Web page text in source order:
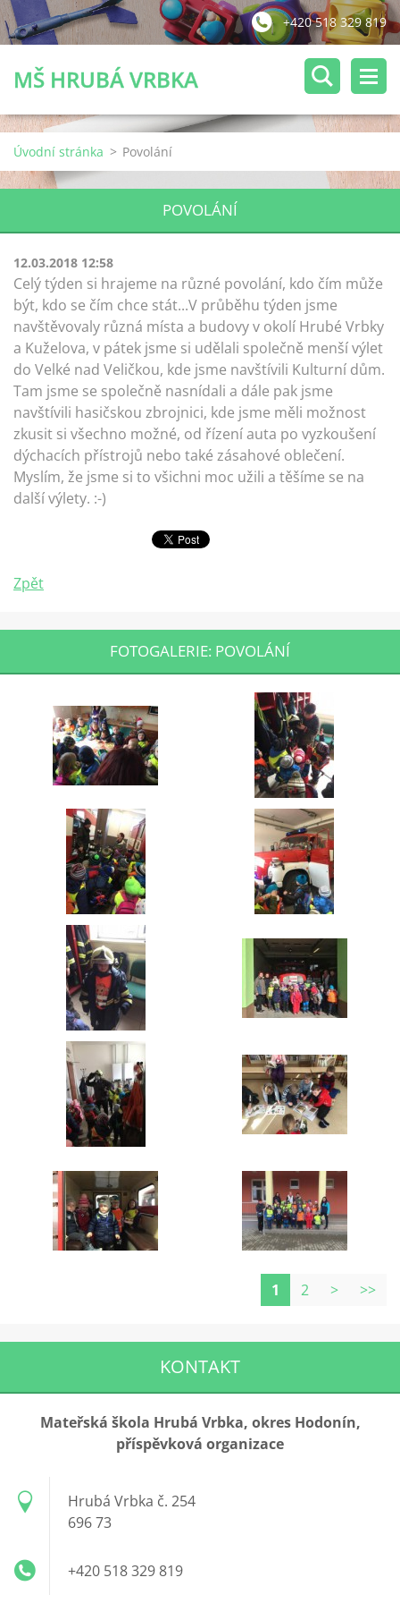
+420 518 329 819
MŠ HRUBÁ VRBKA
Úvodní stránka > Povolání
POVOLÁNÍ
12.03.2018 12:58
Celý týden si hrajeme na různé povolání, kdo čím může
být, kdo se čím chce stát...V průběhu týden jsme
navštěvovaly různá místa a budovy v okolí Hrubé Vrbky
a Kuželova, v pátek jsme si udělali společně menší výlet
do Velké nad Veličkou, kde jsme navštívili Kulturní dům.
Tam jsme se společně nasnídali a dále pak jsme
navštívili hasičskou zbrojnici, kde jsme měli možnost
zkusit si všechno možné, od řízení auta po vyzkoušení
dýchacích přístrojů nebo také zásahové oblečení.
Myslím, že jsme si to všichni moc užili a těšíme se na
další výlety. :-)
Zpět
FOTOGALERIE: POVOLÁNÍ
1 2 > >>
KONTAKT
Mateřská škola Hrubá Vrbka, okres Hodonín,
příspěvková organizace
Hrubá Vrbka č. 254
696 73
+420 518 329 819